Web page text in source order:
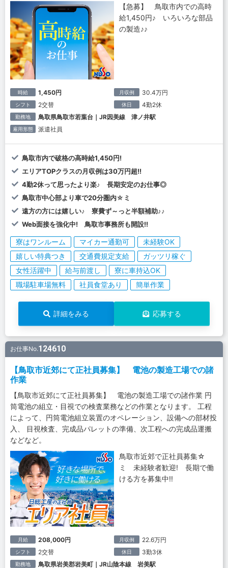
【急募】 鳥取市内での高時
給1,450円♪ いろいろな部品
の製造♪♪
時給 1,450円 月収例 30.4万円
シフト 2交替 休日 4勤2休
勤務地 鳥取県鳥取市若葉台｜JR因美線 津ノ井駅
雇用形態 派遣社員
鳥取市内で破格の高時給1,450円!
エリアTOPクラスの月収例は30万円超!!
4勤2休って思ったより楽♪ 長期安定のお仕事◎
鳥取市中心部より車で20分圏内☆ミ
遠方の方には嬉しい♪ 寮費ず～っと半額補助♪♪
Web面接を強化中! 鳥取市事務所も開設!!
寮はワンルーム マイカー通勤可
未経験OK
嬉しい特典つき
交通費規定支給
ガッツリ稼ぐ
女性活躍中
給与前渡し
寮に車持込OK
職場駐車場無料
社員食堂あり 簡単作業
詳細をみる 応募する
お仕事No.124610
【鳥取市近郊にて正社員募集】 電池の製造工場での諸
作業
【鳥取市近郊にて正社員募集】 電池の製造工場での諸作業 円
筒電池の組立・目視での検査業務などの作業となります。 工程
によって、円筒電池組立装置のオペレーション、設備への部材投
入、 目視検査、完成品パレットの準備、次工程への完成品運搬
などなど。
鳥取市近郊で正社員募集☆
ミ 未経験者歓迎! 長期で働
ける方を募集中!!
月給 208,000円 月収例 22.6万円
シフト 2交替 休日 3勤3休
勤務地 鳥取県岩美郡岩美町｜JR山陰本線 岩美駅